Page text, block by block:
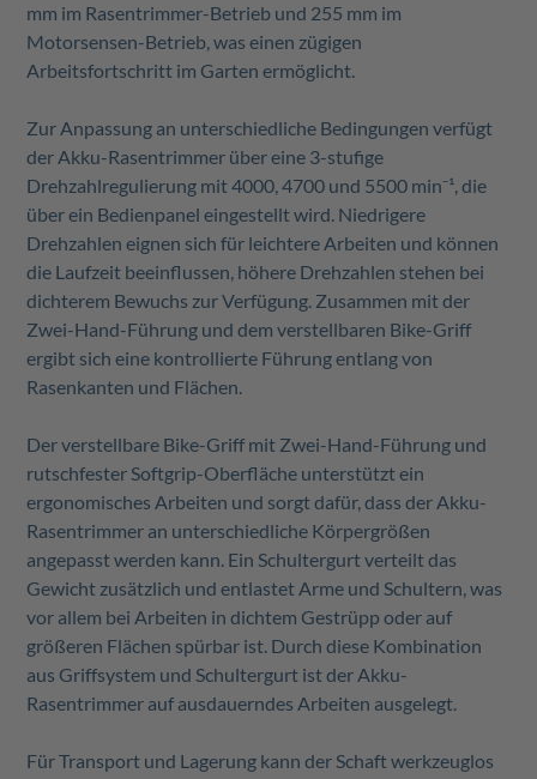
mm im Rasentrimmer-Betrieb und 255 mm im
Motorsensen-Betrieb, was einen zügigen
Arbeitsfortschritt im Garten ermöglicht.
Zur Anpassung an unterschiedliche Bedingungen verfügt
der Akku-Rasentrimmer über eine 3-stufige
Drehzahlregulierung mit 4000, 4700 und 5500 min⁻¹, die
über ein Bedienpanel eingestellt wird. Niedrigere
Drehzahlen eignen sich für leichtere Arbeiten und können
die Laufzeit beeinflussen, höhere Drehzahlen stehen bei
dichterem Bewuchs zur Verfügung. Zusammen mit der
Zwei-Hand-Führung und dem verstellbaren Bike-Griff
ergibt sich eine kontrollierte Führung entlang von
Rasenkanten und Flächen.
Der verstellbare Bike-Griff mit Zwei-Hand-Führung und
rutschfester Softgrip-Oberfläche unterstützt ein
ergonomisches Arbeiten und sorgt dafür, dass der Akku-
Rasentrimmer an unterschiedliche Körpergrößen
angepasst werden kann. Ein Schultergurt verteilt das
Gewicht zusätzlich und entlastet Arme und Schultern, was
vor allem bei Arbeiten in dichtem Gestrüpp oder auf
größeren Flächen spürbar ist. Durch diese Kombination
aus Griffsystem und Schultergurt ist der Akku-
Rasentrimmer auf ausdauerndes Arbeiten ausgelegt.
Für Transport und Lagerung kann der Schaft werkzeuglos